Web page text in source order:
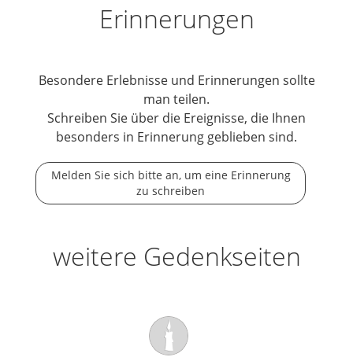
Erinnerungen
Besondere Erlebnisse und Erinnerungen sollte
man teilen.
Schreiben Sie über die Ereignisse, die Ihnen
besonders in Erinnerung geblieben sind.
Melden Sie sich bitte an, um eine Erinnerung
zu schreiben
weitere Gedenkseiten